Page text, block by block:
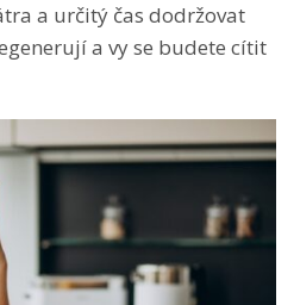
a určitý čas dodržovat
a vy se budete cítit